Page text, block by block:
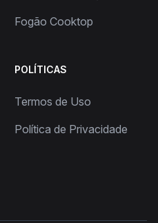
Fogão Cooktop
POLÍTICAS
Termos de Uso
Política de Privacidade